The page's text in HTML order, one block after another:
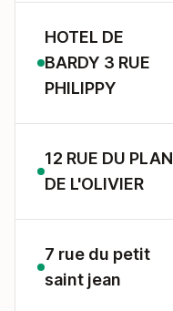
HOTEL DE
BARDY 3 RUE
PHILIPPY
12 RUE DU PLAN
DE L'OLIVIER
7 rue du petit
saint jean